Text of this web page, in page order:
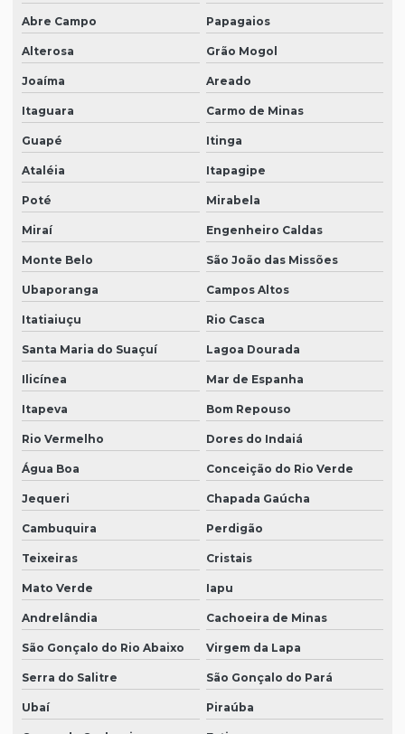
Abre Campo Papagaios
Alterosa Grão Mogol
Joaíma Areado
Itaguara Carmo de Minas
Guapé Itinga
Ataléia Itapagipe
Poté Mirabela
Miraí Engenheiro Caldas
Monte Belo São João das Missões
Ubaporanga Campos Altos
Itatiaiuçu Rio Casca
Santa Maria do Suaçuí Lagoa Dourada
Ilicínea Mar de Espanha
Itapeva Bom Repouso
Rio Vermelho Dores do Indaiá
Água Boa Conceição do Rio Verde
Jequeri Chapada Gaúcha
Cambuquira Perdigão
Teixeiras Cristais
Mato Verde Iapu
Andrelândia Cachoeira de Minas
São Gonçalo do Rio Abaixo Virgem da Lapa
Serra do Salitre São Gonçalo do Pará
Ubaí Piraúba